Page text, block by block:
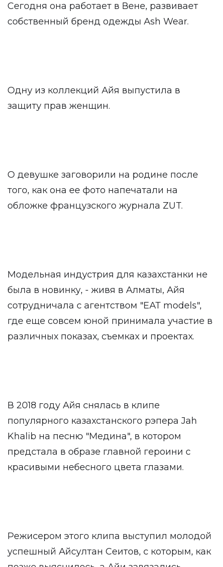
Сегодня она работает в Вене, развивает
собственный бренд одежды Ash Wear.
Одну из коллекций Айя выпустила в
защиту прав женщин.
О девушке заговорили на родине после
того, как она ее фото напечатали на
обложке французского журнала ZUT.
Модельная индустрия для казахстанки не
была в новинку, - живя в Алматы, Айя
сотрудничала с агентством "ЕАТ models",
где еще совсем юной принимала участие в
различных показах, съемках и проектах.
В 2018 году Айя снялась в клипе
популярного казахстанского рэпера Jah
Khalib на песню "Медина", в котором
предстала в образе главной героини с
красивыми небесного цвета глазами.
Режисером этого клипа выступил молодой
успешный Айсултан Сеитов, с которым, как